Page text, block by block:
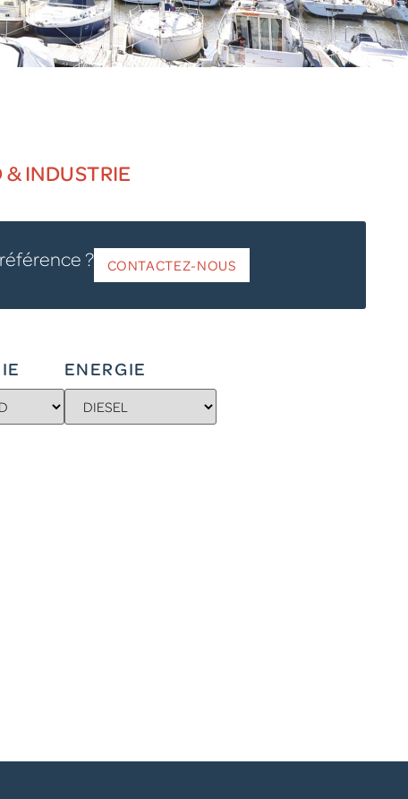
INDUSTRIE
? CONTACTEZ-NOUS
ENERGIE